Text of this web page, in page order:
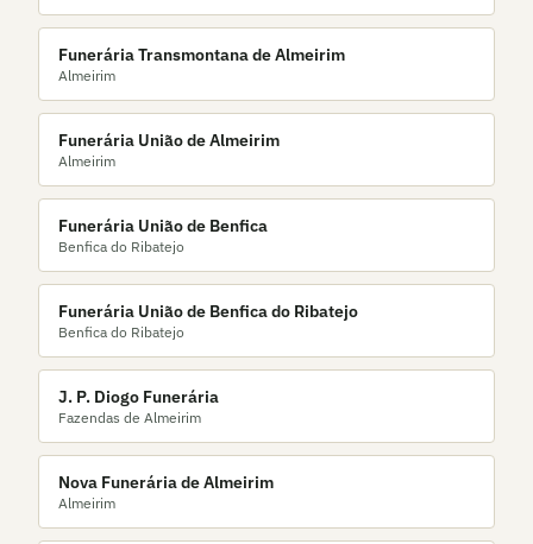
Funerária Transmontana de Almeirim
Almeirim
Funerária União de Almeirim
Almeirim
Funerária União de Benfica
Benfica do Ribatejo
Funerária União de Benfica do Ribatejo
Benfica do Ribatejo
J. P. Diogo Funerária
Fazendas de Almeirim
Nova Funerária de Almeirim
Almeirim